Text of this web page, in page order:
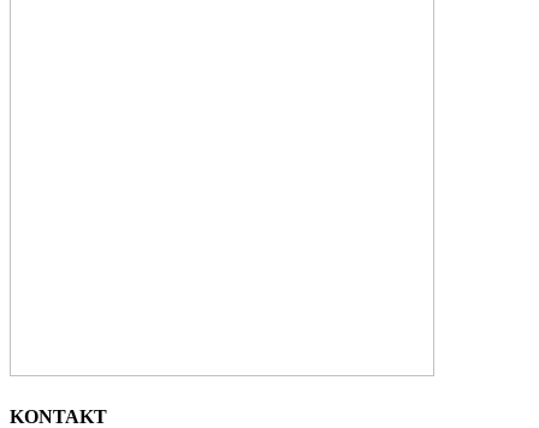
KONTAKT